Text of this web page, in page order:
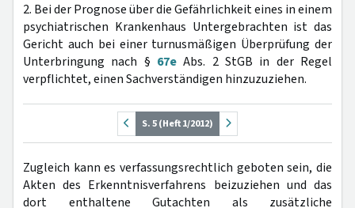
2. Bei der Prognose über die Gefährlichkeit eines in einem
psychiatrischen Krankenhaus Untergebrachten ist das
Gericht auch bei einer turnusmäßigen Überprüfung der
Unterbringung nach § 67e Abs. 2 StGB in der Regel
verpflichtet, einen Sachverständigen hinzuzuziehen.
S. 5 (Heft 1/2012)
Zugleich kann es verfassungsrechtlich geboten sein, die
Akten des Erkenntnisverfahrens beizuziehen und das
dort enthaltene Gutachten als zusätzliche